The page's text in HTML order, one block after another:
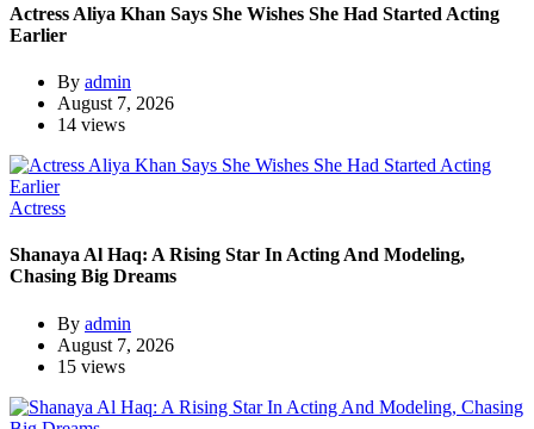
Actress Aliya Khan Says She Wishes She Had Started Acting
Earlier
By admin
August 7, 2026
14 views
Actress
Shanaya Al Haq: A Rising Star In Acting And Modeling,
Chasing Big Dreams
By admin
August 7, 2026
15 views